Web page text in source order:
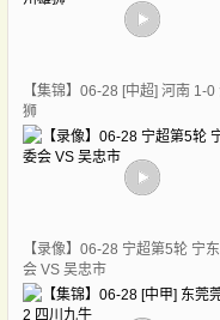
【集锦】06-28 [中超] 河南 1-0
狮
【录像】06-28 宁超第5轮 宁
会 VS 吴忠市